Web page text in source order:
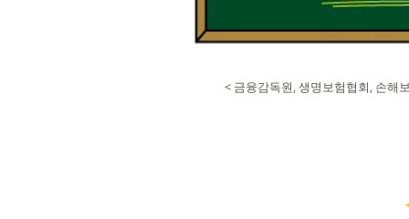
< 금융감독원, 생명보험협회, 손해